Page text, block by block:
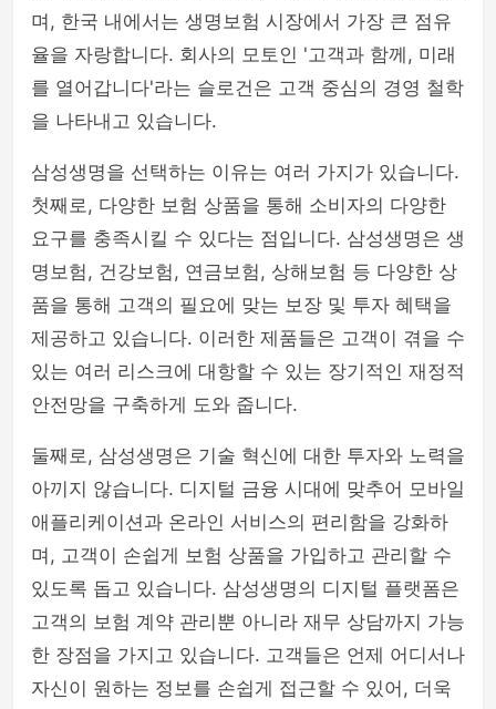
며, 한국 내에서는 생명보험 시장에서 가장 큰 점유
율을 자랑합니다. 회사의 모토인 '고객과 함께, 미래
를 열어갑니다'라는 슬로건은 고객 중심의 경영 철학
을 나타내고 있습니다.
삼성생명을 선택하는 이유는 여러 가지가 있습니다.
첫째로, 다양한 보험 상품을 통해 소비자의 다양한
요구를 충족시킬 수 있다는 점입니다. 삼성생명은 생
명보험, 건강보험, 연금보험, 상해보험 등 다양한 상
품을 통해 고객의 필요에 맞는 보장 및 투자 혜택을
제공하고 있습니다. 이러한 제품들은 고객이 겪을 수
있는 여러 리스크에 대항할 수 있는 장기적인 재정적
안전망을 구축하게 도와 줍니다.
둘째로, 삼성생명은 기술 혁신에 대한 투자와 노력을
아끼지 않습니다. 디지털 금융 시대에 맞추어 모바일
애플리케이션과 온라인 서비스의 편리함을 강화하
며, 고객이 손쉽게 보험 상품을 가입하고 관리할 수
있도록 돕고 있습니다. 삼성생명의 디지털 플랫폼은
고객의 보험 계약 관리뿐 아니라 재무 상담까지 가능
한 장점을 가지고 있습니다. 고객들은 언제 어디서나
자신이 원하는 정보를 손쉽게 접근할 수 있어, 더욱